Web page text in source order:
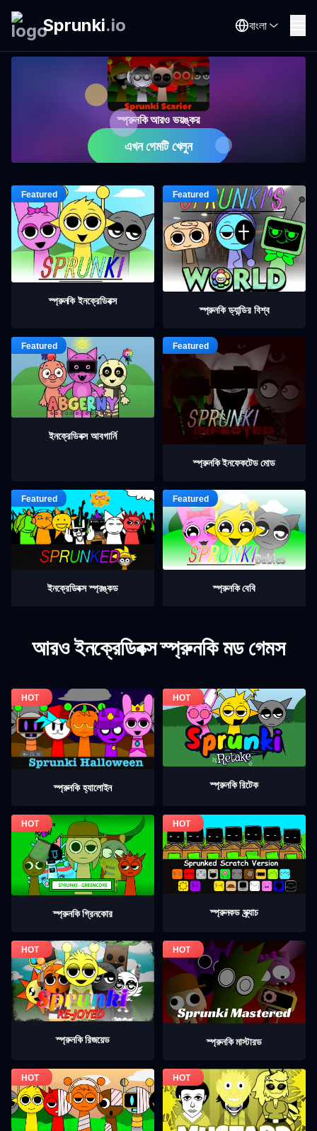
Sprunki.io বাংলা
স্প্রুনকি আরও ভয়ঙ্কর
এখন গেমটি খেলুন
স্প্রুনকি ইনক্রেডিবক্স
স্প্রুনকি ড্যান্ডির বিশ্ব
ইনক্রেডিবক্স আবগার্নি
স্প্রুনকি ইনফেকটেড মোড
ইনক্রেডিবক্স স্প্রঙ্কড স্প্রুনকি বেবি
আরও ইনক্রেডিবক্স স্প্রুনকি মড গেমস
স্প্রুনকি হ্যালোইন স্প্রুনকি রিটেক
স্প্রুনকি গ্রিনকোর স্প্রুনকড স্ক্র্যাচ
স্প্রুনকি রিজয়েড স্প্রুনকি মাস্টারড